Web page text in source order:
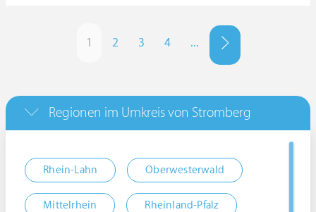
1 2 3 4 ...
Regionen im Umkreis von Stromberg
Rhein-Lahn Oberwesterwald
Mittelrhein Rheinland-Pfalz